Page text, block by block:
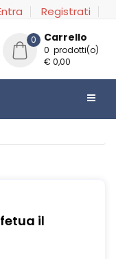
Registrati
0 Carrello
0 prodotti(o)
€ 0,00
il